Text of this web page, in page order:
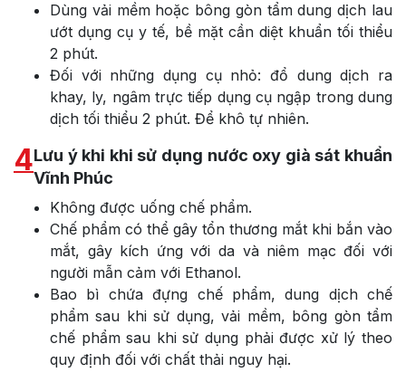
Dùng vải mềm hoặc bông gòn tẩm dung dịch lau
ướt dụng cụ y tế, bề mặt cần diệt khuẩn tối thiểu
2 phút.
Đối với những dụng cụ nhỏ: đổ dung dịch ra
khay, ly, ngâm trực tiếp dụng cụ ngập trong dung
dịch tối thiểu 2 phút. Để khô tự nhiên.
4Lưu ý khi khi sử dụng nước oxy già sát khuẩn
Vĩnh Phúc
Không được uống chế phẩm.
Chế phẩm có thể gây tổn thương mắt khi bắn vào
mắt, gây kích ứng với da và niêm mạc đối với
người mẫn cảm với Ethanol.
Bao bì chứa đựng chế phẩm, dung dịch chế
phẩm sau khi sử dụng, vải mềm, bông gòn tẩm
chế phẩm sau khi sử dụng phải được xử lý theo
quy định đối với chất thải nguy hại.